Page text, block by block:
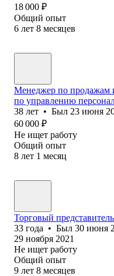
18 000 ₽
Общий опыт
6 лет 8 месяцев
Менеджер по продажам
по управлению
38 лет • Был 23 июня
60 000 ₽
Не ищет работу
Общий опыт
8 лет 1 месяц
Торговый представитель
33 года • Был 30 июня
29 ноября 2021
Не ищет работу
Общий опыт
9 лет 8 месяцев